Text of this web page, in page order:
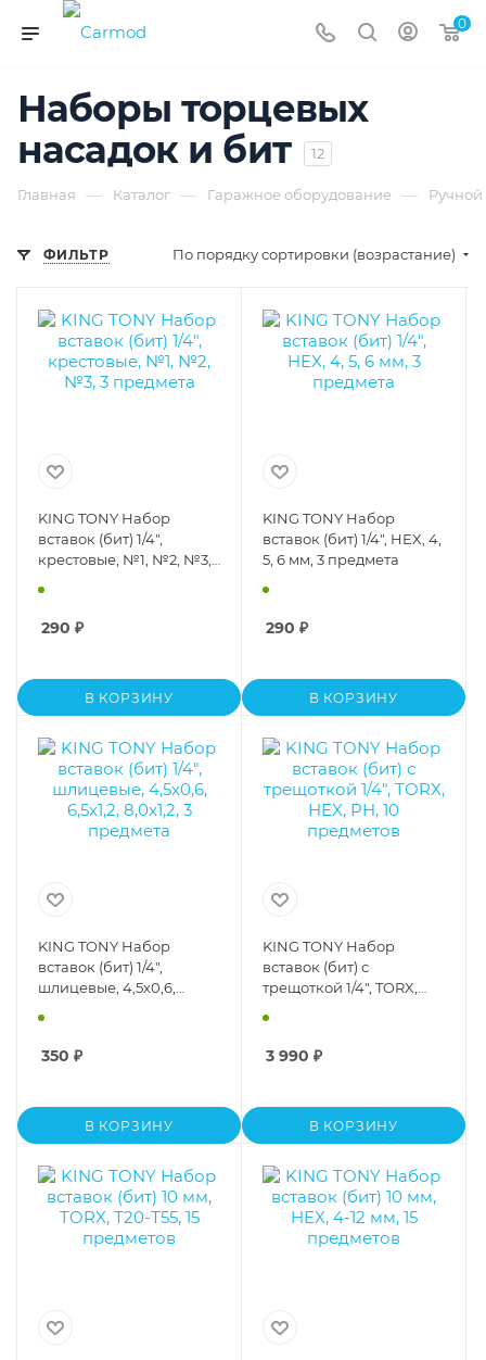
0
Наборы торцевых
насадок и бит
12
Главная — Каталог — Гаражное оборудование — Ручной
ФИЛЬТР По порядку сортировки (возрастание)
KING TONY Набор
вставок (бит) 1/4",
крестовые, №1, №2, №3,
290 ₽
В КОРЗИНУ
KING TONY Набор
вставок (бит) 1/4", HEX, 4,
5, 6 мм, 3 предмета
290 ₽
В КОРЗИНУ
KING TONY Набор
вставок (бит) 1/4",
шлицевые, 4,5х0,6,
350 ₽
В КОРЗИНУ
KING TONY Набор
вставок (бит) с
трещоткой 1/4", TORX,
3 990 ₽
В КОРЗИНУ